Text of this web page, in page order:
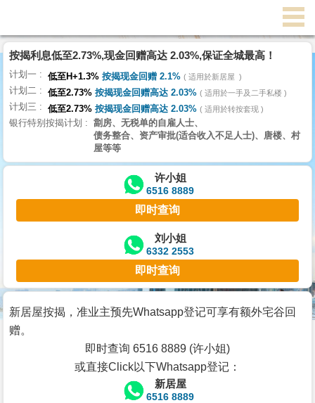
理
主
页
搵
楼/
交
业
主
宅
谷
按
按揭利息低至2.73%,现金回赠高达 2.03%,保证全城最高！
计划一 低至H+1.3% 按揭现金回赠 2.1% 适用於新居屋
计划二 低至2.73% 按揭现金回赠高达 2.03% 适用於一手及二手私楼
计划三 低至2.73% 按揭现金回赠高达 2.03% 适用於转按套现
银行特别按揭计划
劏房、无税单的自雇人士、
债务整合、资产审批(适合收入不足人士)、唐楼、村
屋等等
许小姐
6516 8889
即时查询
刘小姐
6332 2553
即时查询
新居屋按揭，准业主预先Whatsapp登记可享有额外宅谷回
赠。
即时查询 6516 8889 (许小姐)
或直接Click以下Whatsapp登记：
新居屋
6516 8889